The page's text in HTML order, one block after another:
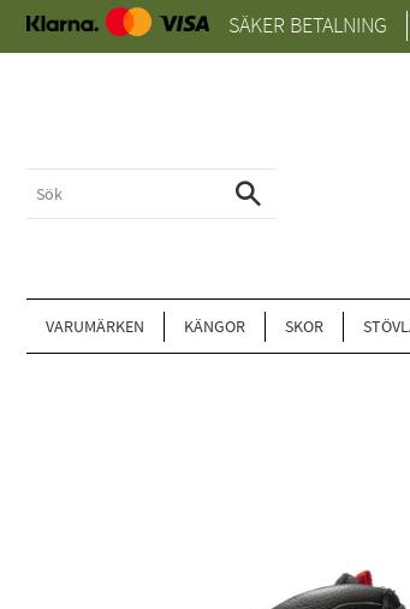
SÄKER BETALNING
VARUMÄRKEN KÄNGOR SKOR